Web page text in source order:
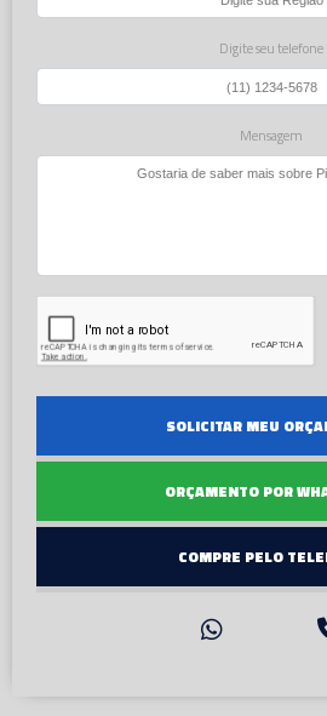
Digite seu telefone
Mensagem
SOLICITAR MEU
ORÇAMENTO POR
COMPRE PELO